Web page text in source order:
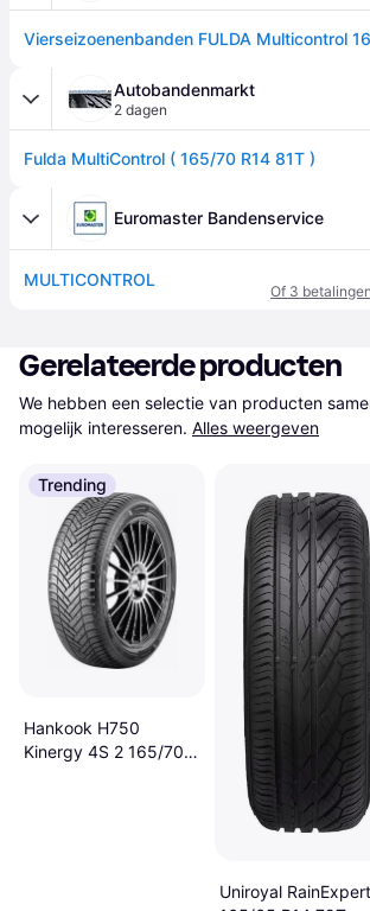
Autobandenmarkt
2 dagen
Fulda MultiControl ( 165/70 R14 81T )
Euromaster Bandenservice
MULTICONTROL
Of 3
Gerelateerde producten
We hebben een selectie van producten
mogelijk interesseren. Alles weergeven
Trending
Hankook H750
Kinergy 4S 2 165/70
Uniroyal